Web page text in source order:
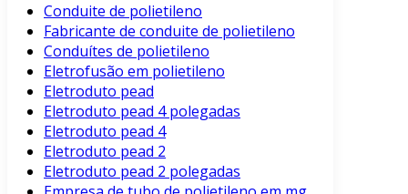
Conduite de polietileno
Fabricante de conduite de polietileno
Conduítes de polietileno
Eletrofusão em polietileno
Eletroduto pead
Eletroduto pead 4 polegadas
Eletroduto pead 4
Eletroduto pead 2
Eletroduto pead 2 polegadas